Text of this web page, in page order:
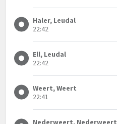
Haler, Leudal
22:42
Ell, Leudal
22:42
Weert, Weert
22:41
Nederweert, Nederweert